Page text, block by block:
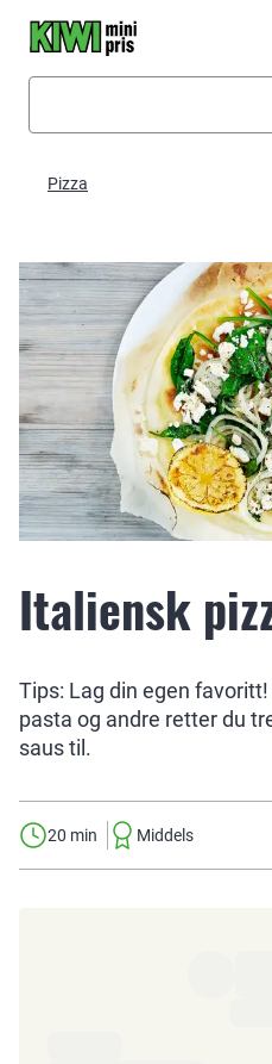
Pizza
Italiensk
Tips: Lag din egen
pasta og andre retter du
saus til.
20 min Middels